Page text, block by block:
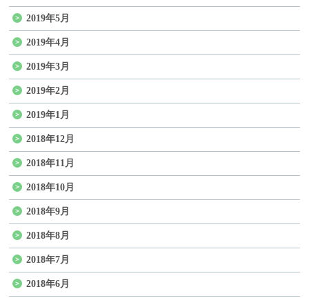
2019年5月
2019年4月
2019年3月
2019年2月
2019年1月
2018年12月
2018年11月
2018年10月
2018年9月
2018年8月
2018年7月
2018年6月